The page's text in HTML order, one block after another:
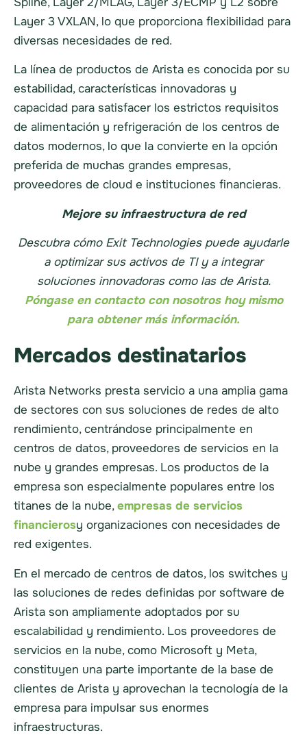
Layer 3 VXLAN, lo que proporciona flexibilidad para
diversas necesidades de red.
La línea de productos de Arista es conocida por su
estabilidad, características innovadoras y
capacidad para satisfacer los estrictos requisitos
de alimentación y refrigeración de los centros de
datos modernos, lo que la convierte en la opción
preferida de muchas grandes empresas,
proveedores de cloud e instituciones financieras.
Mejore su infraestructura de red
Descubra cómo Exit Technologies puede ayudarle
a optimizar sus activos de TI y a integrar
soluciones innovadoras como las de Arista.
Póngase en contacto con nosotros hoy mismo
para obtener más información.
Mercados destinatarios
Arista Networks presta servicio a una amplia gama
de sectores con sus soluciones de redes de alto
rendimiento, centrándose principalmente en
centros de datos, proveedores de servicios en la
nube y grandes empresas. Los productos de la
empresa son especialmente populares entre los
titanes de la nube,empresas de servicios
financierosy organizaciones con necesidades de
red exigentes.
En el mercado de centros de datos, los switches y
las soluciones de redes definidas por software de
Arista son ampliamente adoptados por su
escalabilidad y rendimiento. Los proveedores de
servicios en la nube, como Microsoft y Meta,
constituyen una parte importante de la base de
clientes de Arista y aprovechan la tecnología de la
empresa para impulsar sus enormes
infraestructuras.